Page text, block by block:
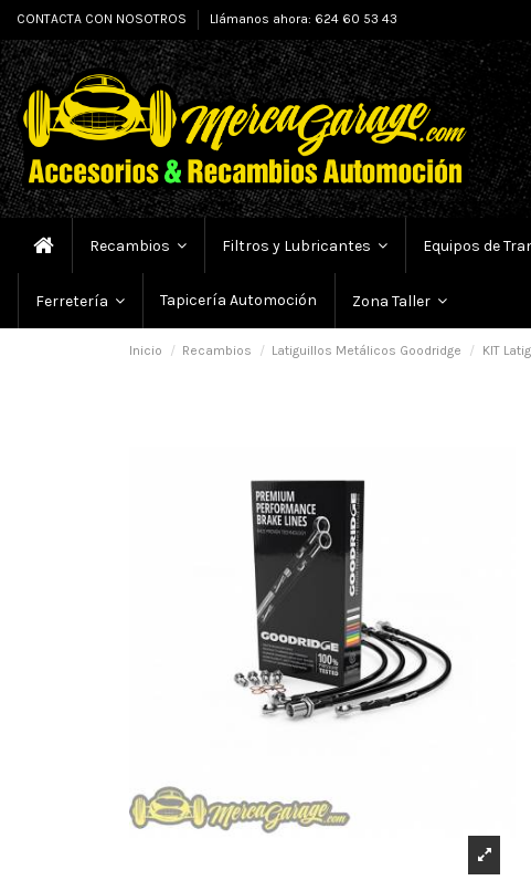
CONTACTA CON NOSOTROS Llámanos ahora: 624 60 53 43
Recambios Filtros y Lubricantes Equipos de
Ferretería Tapicería Automoción Zona Taller
Inicio Recambios Latiguillos Metálicos Goodridge KIT